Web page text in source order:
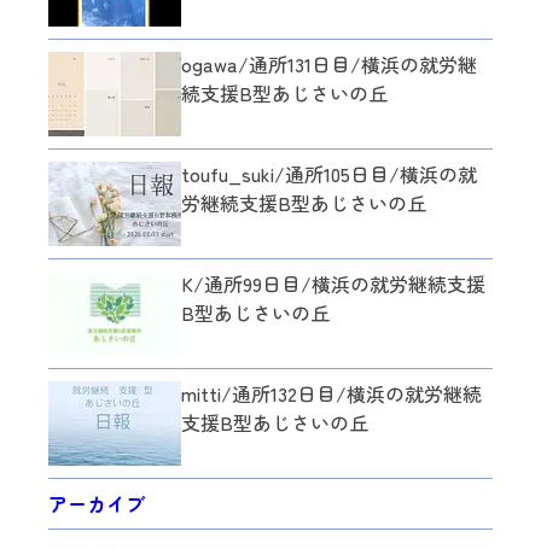
ogawa/通所131日目/横浜の就労継
続支援B型あじさいの丘
toufu_suki/通所105日目/横浜の就
労継続支援B型あじさいの丘
K/通所99日目/横浜の就労継続支援
B型あじさいの丘
mitti/通所132日目/横浜の就労継続
支援B型あじさいの丘
アーカイブ